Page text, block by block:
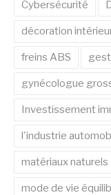
Cybersécurité
décoration
freins ABS
gynécologue
Investissement
l'industrie
matériaux naturels
mode de vie